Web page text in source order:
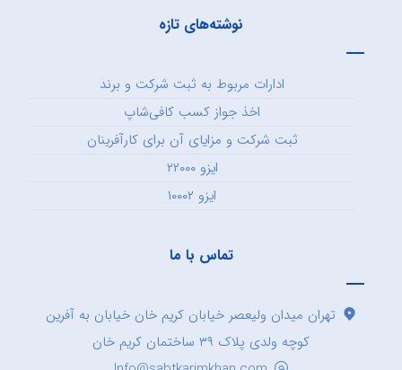
نوشته‌های تازه
ادارات مربوط به ثبت شرکت و برند
اخذ جواز کسب کافی‌شاپ
ثبت شرکت و مزایای آن برای کارآفرینان
ایزو ۲۲۰۰۰
ایزو ۱۰۰۰۲
تماس با ما
تهران میدان ولیعصر خیابان کریم خان خیابان به آفرین
کوچه ولدی پلاک ۳۹ ساختمان کریم خان